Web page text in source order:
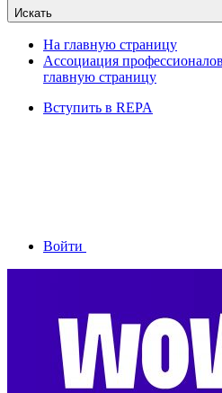
Искать
На главную страницу
Ассоциация
главную страницу
Вступить в REPA
Войти